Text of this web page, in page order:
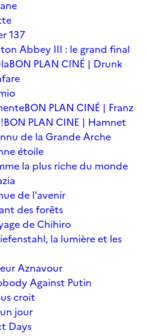
137
Abbey III : le grand final
BON PLAN CINÉ | Drunk
BON PLAN CINÉ | Franz
BON PLAN CINE | Hamnet
de la Grande Arche
étoile
la plus riche du monde
de l'avenir
des forêts
de Chihiro
la lumière et les
Aznavour
Against Putin
croit
jour
Days